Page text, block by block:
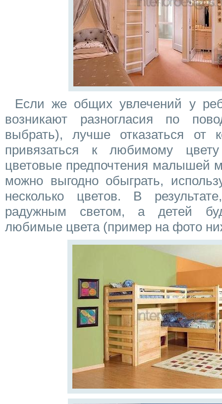
Если же общих увлечений у
возникают разногласия по
выбрать), лучше отказаться от
привязаться к любимому
цветовые предпочтения малышей
можно выгодно обыграть,
несколько цветов. В
радужным светом, а детей
любимые цвета (пример на фото